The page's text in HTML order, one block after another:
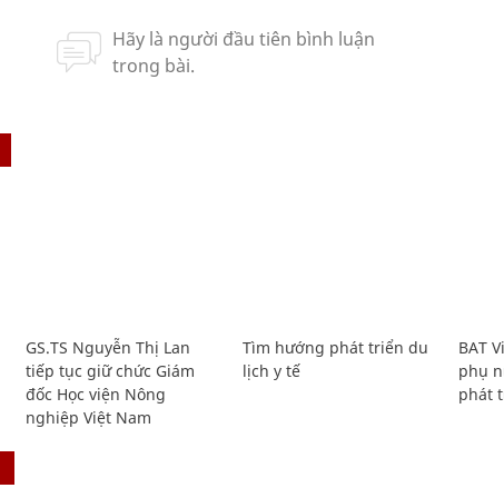
GS.TS Nguyễn Thị Lan
tiếp tục giữ chức Giám
đốc Học viện Nông
nghiệp Việt Nam
Tìm hướng phát triển du
lịch y tế
BAT
phụ
phát